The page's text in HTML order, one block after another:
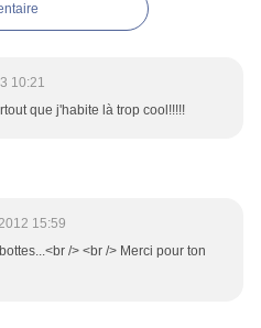
10:21
que j'habite là trop cool!!!!!
15:59
/> <br /> Merci pour ton